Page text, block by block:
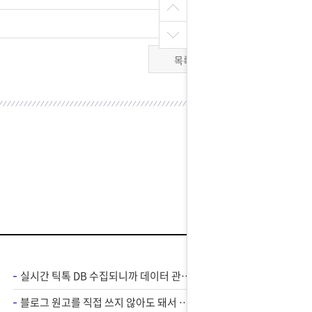
목록
실시간 틱톡 DB 수집되니까 데이터 관리가 편해졌어요
블로그 원고를 직접 쓰지 않아도 돼서 손 덜 가고 편해요 !